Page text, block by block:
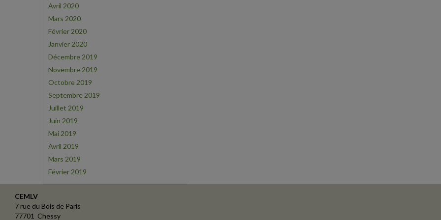
Avril 2020
Mars 2020
Février 2020
Janvier 2020
Décembre 2019
Novembre 2019
Octobre 2019
Septembre 2019
Juillet 2019
Juin 2019
Mai 2019
Avril 2019
Mars 2019
Février 2019
CEMLV
7 rue du Bois de Paris
77701 Chessy